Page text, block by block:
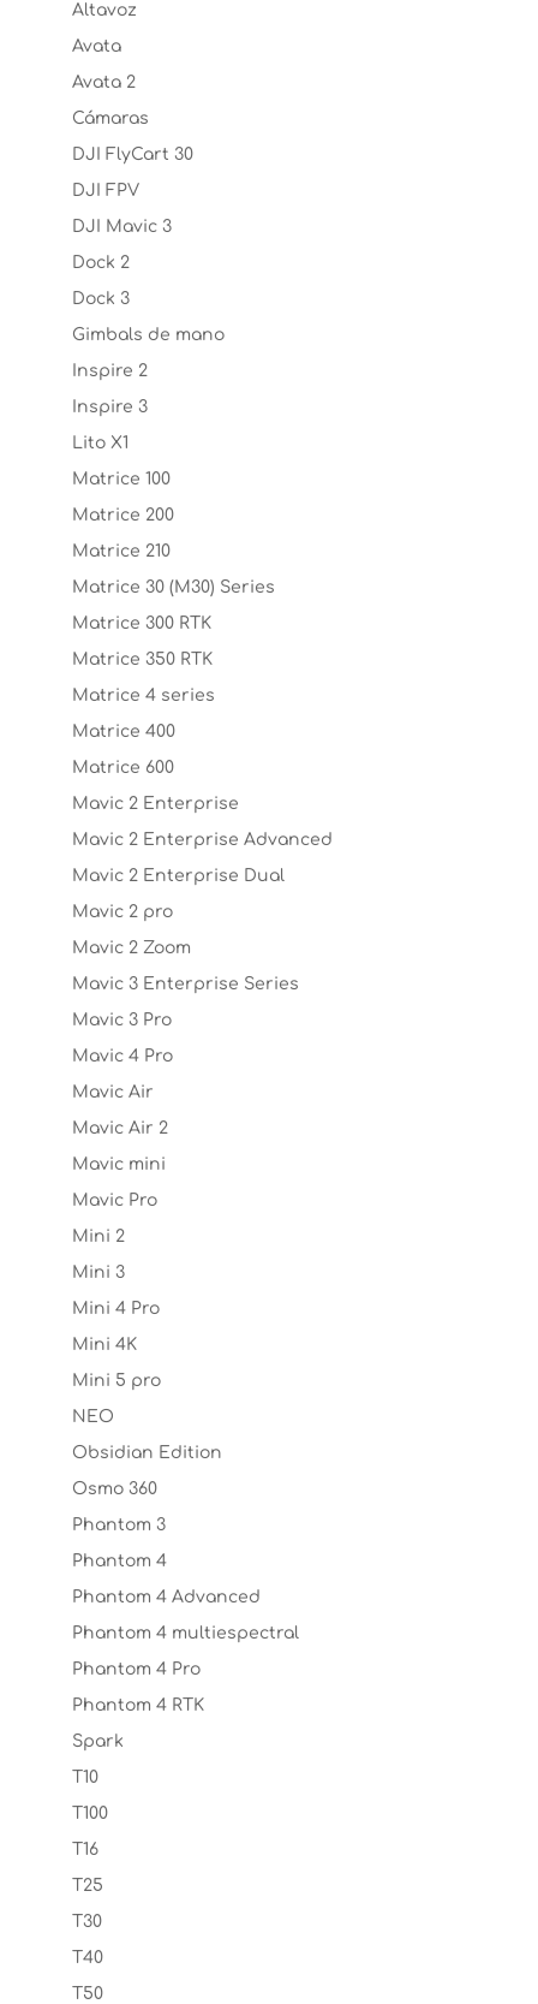
Altavoz
Avata
Avata 2
Cámaras
DJI FlyCart 30
DJI FPV
DJI Mavic 3
Dock 2
Dock 3
Gimbals de mano
Inspire 2
Inspire 3
Lito X1
Matrice 100
Matrice 200
Matrice 210
Matrice 30 (M30) Series
Matrice 300 RTK
Matrice 350 RTK
Matrice 4 series
Matrice 400
Matrice 600
Mavic 2 Enterprise
Mavic 2 Enterprise Advanced
Mavic 2 Enterprise Dual
Mavic 2 pro
Mavic 2 Zoom
Mavic 3 Enterprise Series
Mavic 3 Pro
Mavic 4 Pro
Mavic Air
Mavic Air 2
Mavic mini
Mavic Pro
Mini 2
Mini 3
Mini 4 Pro
Mini 4K
Mini 5 pro
NEO
Obsidian Edition
Osmo 360
Phantom 3
Phantom 4
Phantom 4 Advanced
Phantom 4 multiespectral
Phantom 4 Pro
Phantom 4 RTK
Spark
T10
T100
T16
T25
T30
T40
T50